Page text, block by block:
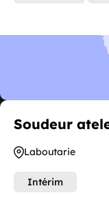
Soudeur
Laboutarie
Intérim